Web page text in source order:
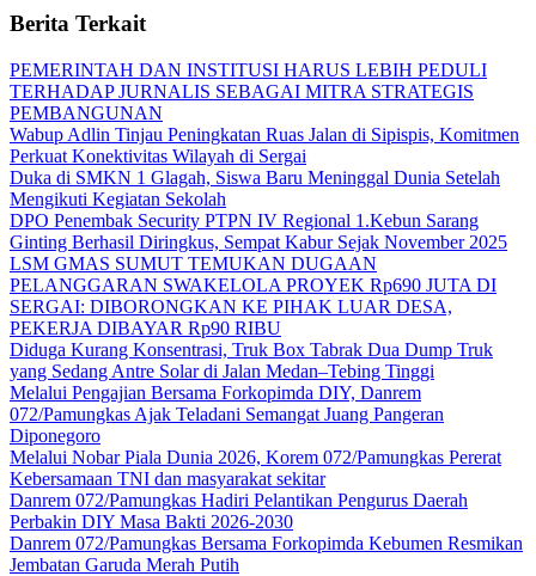
Berita Terkait
PEMERINTAH DAN INSTITUSI HARUS LEBIH PEDULI
TERHADAP JURNALIS SEBAGAI MITRA STRATEGIS
PEMBANGUNAN
Wabup Adlin Tinjau Peningkatan Ruas Jalan di Sipispis, Komitmen
Perkuat Konektivitas Wilayah di Sergai
Duka di SMKN 1 Glagah, Siswa Baru Meninggal Dunia Setelah
Mengikuti Kegiatan Sekolah
DPO Penembak Security PTPN IV Regional 1.Kebun Sarang
Ginting Berhasil Diringkus, Sempat Kabur Sejak November 2025
LSM GMAS SUMUT TEMUKAN DUGAAN
PELANGGARAN SWAKELOLA PROYEK Rp690 JUTA DI
SERGAI: DIBORONGKAN KE PIHAK LUAR DESA,
PEKERJA DIBAYAR Rp90 RIBU
Diduga Kurang Konsentrasi, Truk Box Tabrak Dua Dump Truk
yang Sedang Antre Solar di Jalan Medan–Tebing Tinggi
Melalui Pengajian Bersama Forkopimda DIY, Danrem
072/Pamungkas Ajak Teladani Semangat Juang Pangeran
Diponegoro
Melalui Nobar Piala Dunia 2026, Korem 072/Pamungkas Pererat
Kebersamaan TNI dan masyarakat sekitar
Danrem 072/Pamungkas Hadiri Pelantikan Pengurus Daerah
Perbakin DIY Masa Bakti 2026-2030
Danrem 072/Pamungkas Bersama Forkopimda Kebumen Resmikan
Jembatan Garuda Merah Putih